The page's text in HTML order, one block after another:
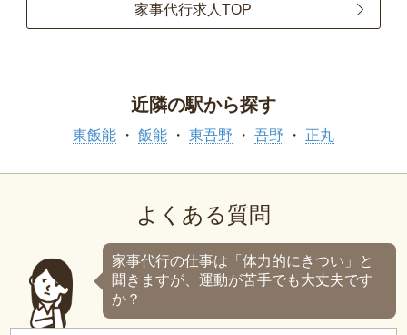
家事代行求人TOP
近隣の駅から探す
東飯能 飯能 東吾野 吾野 正丸
よくある質問
家事代行の仕事は「体力的にきつい」と
聞きますが、運動が苦手でも大丈夫です
か？